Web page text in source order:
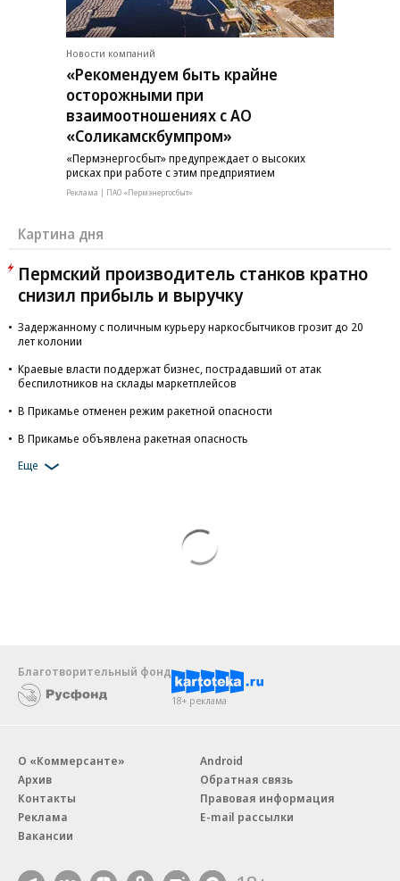
Новости компаний
«Рекомендуем быть крайне
осторожными при
взаимоотношениях с АО
«Соликамскбумпром»
«Пермэнергосбыт» предупреждает о высоких
рисках при работе с этим предприятием
Реклама | ПАО «Пермэнергосбыт»
Картина дня
Пермский производитель станков кратно
снизил прибыль и выручку
Задержанному с поличным курьеру наркосбытчиков грозит до 20
лет колонии
Краевые власти поддержат бизнес, пострадавший от атак
беспилотников на склады маркетплейсов
В Прикамье отменен режим ракетной опасности
В Прикамье объявлена ракетная опасность
Еще
Благотворительный фонд
18+ реклама
О «Коммерсанте»
Архив
Контакты
Реклама
Вакансии
Android
Обратная связь
Правовая информация
E-mail рассылки